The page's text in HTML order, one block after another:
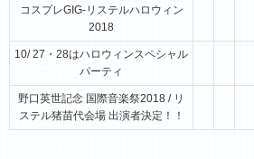
コスプレGIG-リステルハロウィン
2018
10/ 27・28はハロウィンスペシャル
パーティ
野口英世記念 国際音楽祭2018 / リ
ステル猪苗代会場 出演者決定！！